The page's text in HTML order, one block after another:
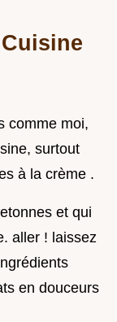
comme moi,
surtout
à la crème .
et qui
aller ! laissez
en douceurs